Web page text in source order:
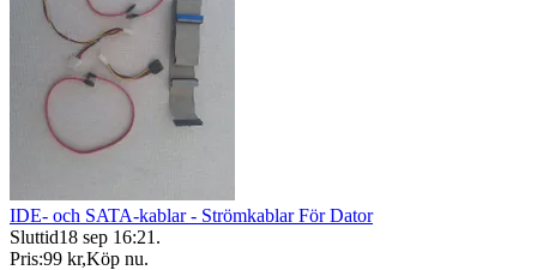
IDE- och SATA-kablar - Strömkablar För Dator
Sluttid18 sep 16:21 .
Pris:99 kr,Köp nu.